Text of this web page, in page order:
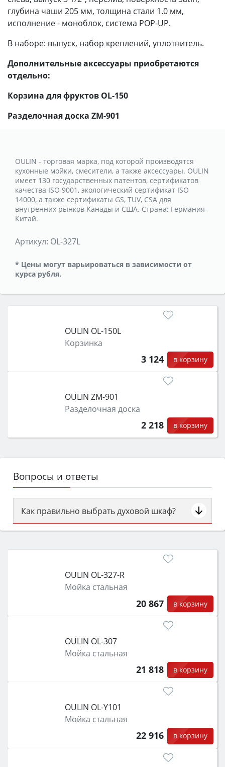
глубина чаши 205 мм, толщина стали 1.0 мм,
исполнение - моноблок, система POP-UP.
В наборе: выпуск, набор креплений, уплотнитель.
Дополнительные аксессуары приобретаются
отдельно:
Корзина для фруктов OL-150
Разделочная доска ZM-901
OULIN - торговая марка, под которой производятся
кухонные мойки, смесители, а также аксессуары. OULIN
имеет 130 государственных патентов, сертификатов
качества ISO 9001, экологический сертификат ISO
14000, а также сертификаты GS, TUV, CSA для
внутренних рынков Канады и США. Страна: Германия-
Китай.
Артикул: OL-327L
* Цены могут варьироваться в зависимости от
курса рубля.
OULIN OL-150L
Корзинка
3 124 в корзину
OULIN ZM-901
Разделочная доска
2 218 в корзину
Вопросы и ответы
Как правильно выбрать духовой шкаф?
Сначала определитесь с типом (газовый или
затем смотрите на объём 50–70 л для семьи,
функции (конвекция, гриль, самоочистка,
защита от детей).
OULIN OL-327-R
Мойка стальная
20 867 в корзину
OULIN OL-307
Мойка стальная
21 818 в корзину
OULIN OL-Y101
Мойка стальная
22 916 в корзину